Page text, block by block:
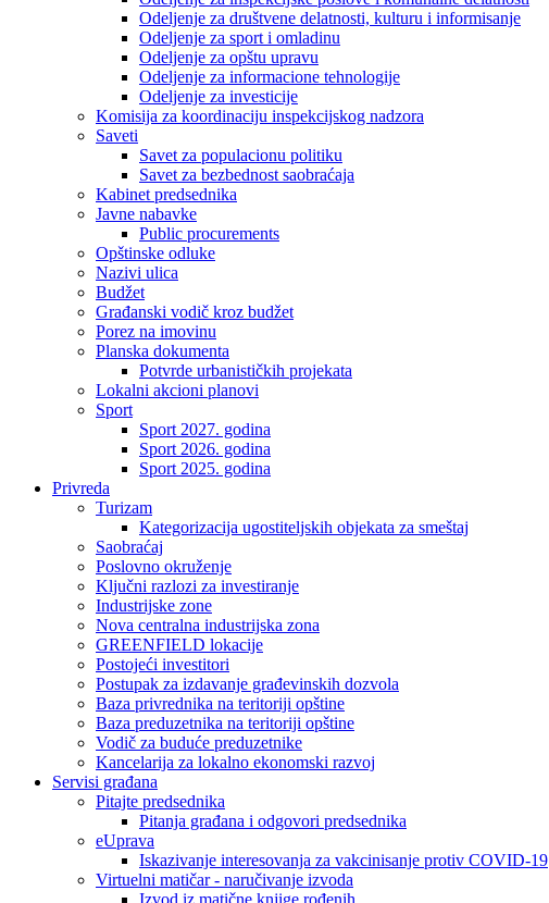
Odeljenje za društvene delatnosti, kulturu i informisanje
Odeljenje za sport i omladinu
Odeljenje za opštu upravu
Odeljenje za informacione tehnologije
Odeljenje za investicije
Komisija za koordinaciju inspekcijskog nadzora
Saveti
Savet za populacionu politiku
Savet za bezbednost saobraćaja
Kabinet predsednika
Javne nabavke
Public procurements
Opštinske odluke
Nazivi ulica
Budžet
Građanski vodič kroz budžet
Porez na imovinu
Planska dokumenta
Potvrde urbanističkih projekata
Lokalni akcioni planovi
Sport
Sport 2027. godina
Sport 2026. godina
Sport 2025. godina
Privreda
Turizam
Kategorizacija ugostiteljskih objekata za smeštaj
Saobraćaj
Poslovno okruženje
Ključni razlozi za investiranje
Industrijske zone
Nova centralna industrijska zona
GREENFIELD lokacije
Postojeći investitori
Postupak za izdavanje građevinskih dozvola
Baza privrednika na teritoriji opštine
Baza preduzetnika na teritoriji opštine
Vodič za buduće preduzetnike
Kancelarija za lokalno ekonomski razvoj
Servisi građana
Pitajte predsednika
Pitanja građana i odgovori predsednika
eUprava
Iskazivanje interesovanja za vakcinisanje protiv COVID-19
Virtuelni matičar - naručivanje izvoda
Izvod iz matične knjige rođenih